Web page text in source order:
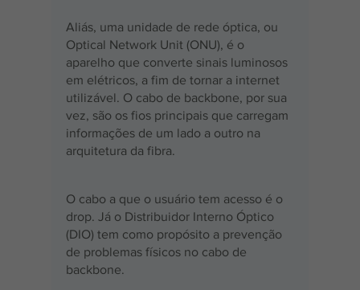
Aliás, uma unidade de rede óptica, ou
Optical Network Unit (ONU), é o
aparelho que converte sinais luminosos
em elétricos, a fim de tornar a internet
utilizável. O cabo de backbone, por sua
vez, são os fios principais que carregam
informações de um lado a outro na
arquitetura da fibra.
O cabo a que o usuário tem acesso é o
drop. Já o Distribuidor Interno Óptico
(DIO) tem como propósito a prevenção
de problemas físicos no cabo de
backbone.